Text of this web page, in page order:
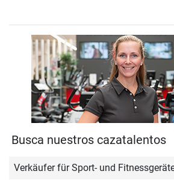
Busca nuestros cazatalentos
Verkäufer für Sport- und